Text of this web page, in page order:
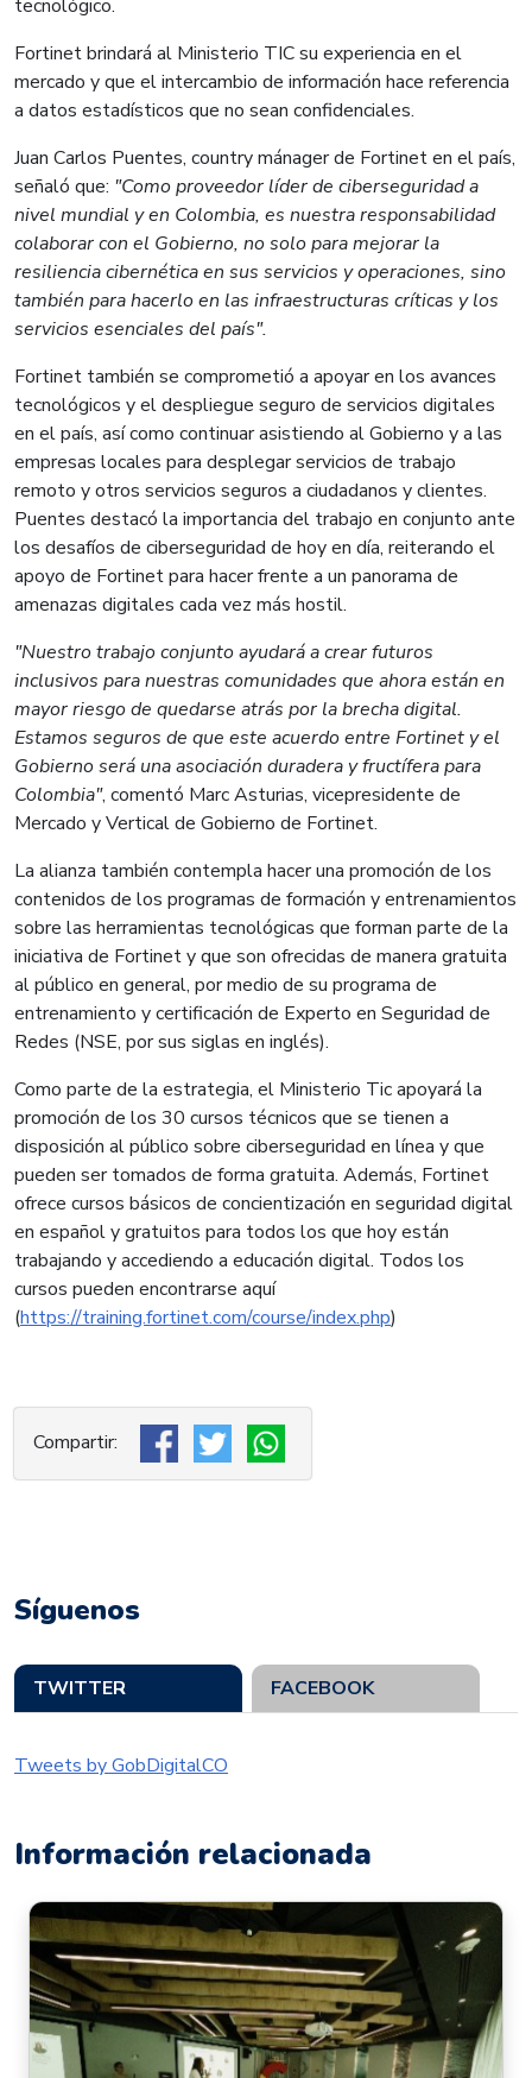
tecnológico.
Fortinet brindará al Ministerio TIC su experiencia en el
mercado y que el intercambio de información hace referencia
a datos estadísticos que no sean confidenciales.
Juan Carlos Puentes, country mánager de Fortinet en el país,
señaló que: "Como proveedor líder de ciberseguridad a
nivel mundial y en Colombia, es nuestra responsabilidad
colaborar con el Gobierno, no solo para mejorar la
resiliencia cibernética en sus servicios y operaciones, sino
también para hacerlo en las infraestructuras críticas y los
servicios esenciales del país".
Fortinet también se comprometió a apoyar en los avances
tecnológicos y el despliegue seguro de servicios digitales
en el país, así como continuar asistiendo al Gobierno y a las
empresas locales para desplegar servicios de trabajo
remoto y otros servicios seguros a ciudadanos y clientes.
Puentes destacó la importancia del trabajo en conjunto ante
los desafíos de ciberseguridad de hoy en día, reiterando el
apoyo de Fortinet para hacer frente a un panorama de
amenazas digitales cada vez más hostil.
"Nuestro trabajo conjunto ayudará a crear futuros
inclusivos para nuestras comunidades que ahora están en
mayor riesgo de quedarse atrás por la brecha digital.
Estamos seguros de que este acuerdo entre Fortinet y el
Gobierno será una asociación duradera y fructífera para
Colombia", comentó Marc Asturias, vicepresidente de
Mercado y Vertical de Gobierno de Fortinet.
La alianza también contempla hacer una promoción de los
contenidos de los programas de formación y entrenamientos
sobre las herramientas tecnológicas que forman parte de la
iniciativa de Fortinet y que son ofrecidas de manera gratuita
al público en general, por medio de su programa de
entrenamiento y certificación de Experto en Seguridad de
Redes (NSE, por sus siglas en inglés).
Como parte de la estrategia, el Ministerio Tic apoyará la
promoción de los 30 cursos técnicos que se tienen a
disposición al público sobre ciberseguridad en línea y que
pueden ser tomados de forma gratuita. Además, Fortinet
ofrece cursos básicos de concientización en seguridad digital
en español y gratuitos para todos los que hoy están
trabajando y accediendo a educación digital. Todos los
cursos pueden encontrarse aquí
(https://training.fortinet.com/course/index.php)
Síguenos
TWITTER FACEBOOK
Tweets by GobDigitalCO
Información relacionada